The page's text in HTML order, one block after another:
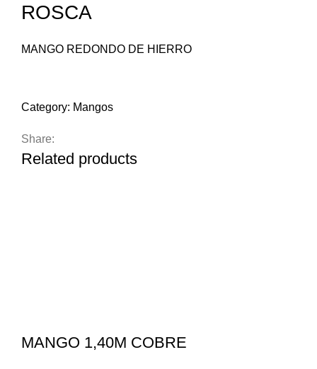
ROSCA
MANGO REDONDO DE HIERRO
Category: Mangos
Share:
Related products
MANGO 1,40M COBRE